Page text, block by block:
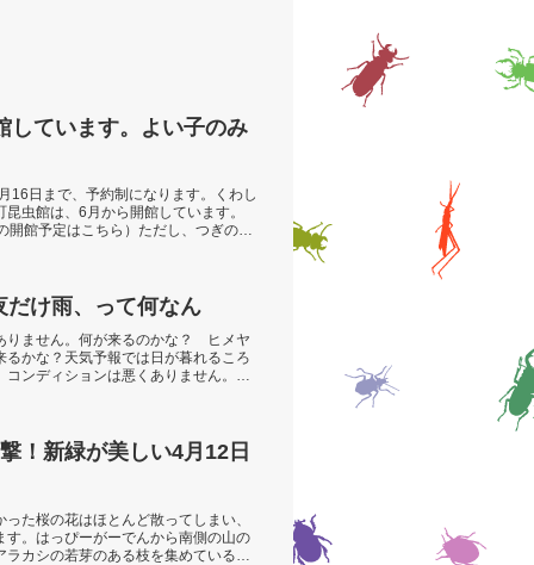
しています。よい子のみ
16日まで、予約制になります。くわし
虫館は、6月から開館しています。
開館予定はこちら）ただし、つぎの方
け雨、って何なん
りません。何が来るのかな？ ヒメヤ
かな？天気予報では日が暮れるころ
ンディションは悪くありません。さ
！新緑が美しい4月12日
た桜の花はほとんど散ってしまい、
。はっぴーがーでんから南側の山の
カシの若芽のある枝を集めているの